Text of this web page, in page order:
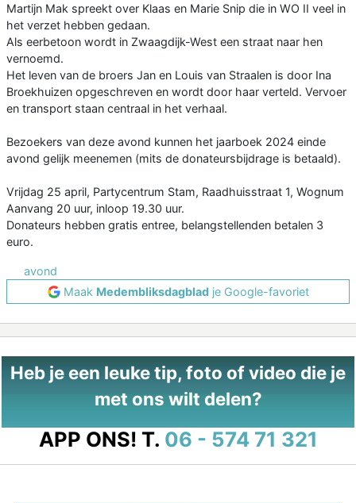
Martijn Mak spreekt over Klaas en Marie Snip die in WO II veel in
het verzet hebben gedaan.
Als eerbetoon wordt in Zwaagdijk-West een straat naar hen
vernoemd.
Het leven van de broers Jan en Louis van Straalen is door Ina
Broekhuizen opgeschreven en wordt door haar verteld. Vervoer
en transport staan centraal in het verhaal.
Bezoekers van deze avond kunnen het jaarboek 2024 einde
avond gelijk meenemen (mits de donateursbijdrage is betaald).
Vrijdag 25 april, Partycentrum Stam, Raadhuisstraat 1, Wognum
Aanvang 20 uur, inloop 19.30 uur.
Donateurs hebben gratis entree, belangstellenden betalen 3
euro.
avond
Maak Medembliksdagbladje Google-favoriet
Heb je een leuke tip, foto of video die je
met ons wilt delen?
APP ONS! T. 06 - 574 71 321